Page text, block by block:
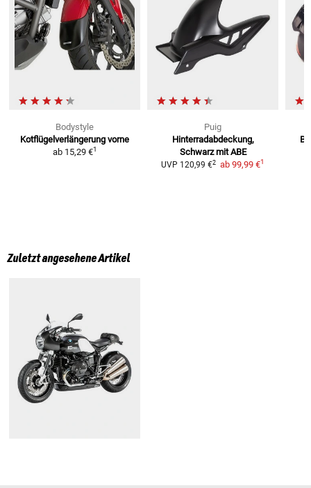
Bodystyle
Kotflügelverlängerung vorne
ab 15,29 €1
Puig
Hinterradabdeckung,
Schwarz mit ABE
UVP 120,99 €2 ab 99,99 €1
Zuletzt angesehene Artikel